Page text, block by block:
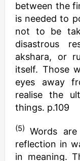
between the
is needed to
not to be
disastrous
akshara, or
itself. Those
eyes away
realise the
things. p.109
(5)Words
reflection in
in meaning.